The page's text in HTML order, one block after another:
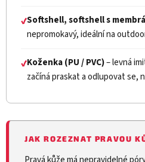
✔Softshell, softshell s
nepromokavý, ideální na
✔Koženka (PU / PVC)– levná
začíná praskat a odlupovat se,
JAK ROZEZNAT PRAVOU